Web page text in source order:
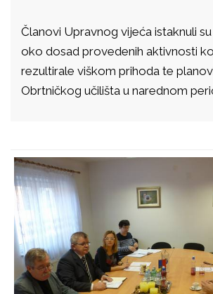
Članovi Upravnog vijeća istaknuli
oko dosad provedenih aktivnosti
rezultirale viškom prihoda te
Obrtničkog učilišta u narednom